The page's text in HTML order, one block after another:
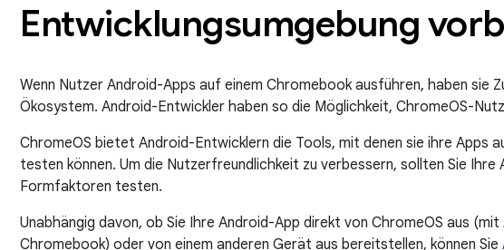
Entwicklungsumgebung
Wenn Nutzer Android-Apps auf einem Chromebook ausführen, haben sie
Ökosystem. Android-Entwickler haben so die Möglichkeit, ChromeOS-
ChromeOS bietet Android-Entwicklern die Tools, mit denen sie ihre Apps
testen können. Um die Nutzerfreundlichkeit zu verbessern, sollten Sie Ihre
Formfaktoren testen.
Unabhängig davon, ob Sie Ihre Android-App direkt von ChromeOS aus
Chromebook) oder von einem anderen Gerät aus bereitstellen, können Sie